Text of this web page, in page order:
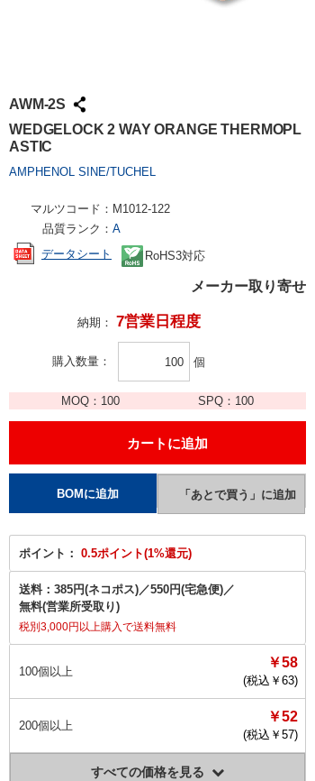
AWM-2S
WEDGELOCK 2 WAY ORANGE THERMOPL
ASTIC
AMPHENOL SINE/TUCHEL
マルツコード： M1012-122
品質ランク： A
データシート
RoHS3対応
メーカー取り寄せ
納期： 7営業日程度
購入数量 個
MOQ： 100 SPQ： 100
ポイント： 0.5ポイント(1%還元)
送料： 385円(ネコポス)／550円(宅急便)／
無料(営業所受取り)
税別3,000円以上購入で送料無料
100個以上
￥58
(税込￥ 63)
200個以上
￥52
(税込￥ 57)
すべての価格を見る